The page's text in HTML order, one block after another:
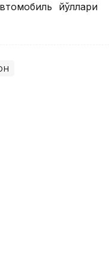
йўллари